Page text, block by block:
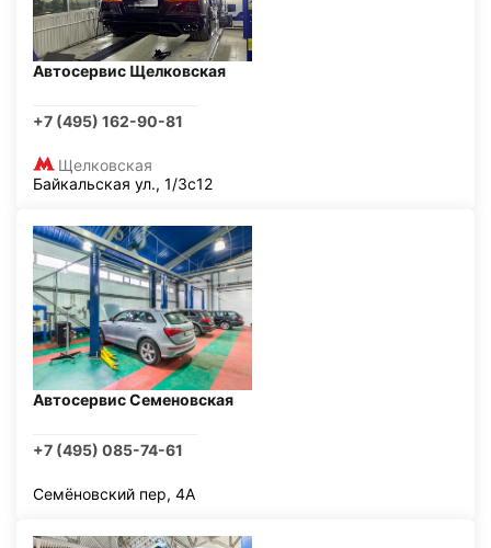
Автосервис Щелковская
+7 (495) 162-90-81
Щелковская
Байкальская ул., 1/3с12
Автосервис Семеновская
+7 (495) 085-74-61
Семёновский пер, 4А